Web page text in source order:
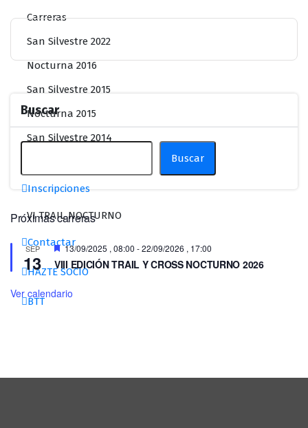
Carreras
San Silvestre 2022
Nocturna 2016
San Silvestre 2015
Nocturna 2015
San Silvestre 2014
Inscripciones
VI TRAIL NOCTURNO
Contactar
HAZTE SOCIO
BTT
Buscar
Buscar
Próximas carreras
SEP
13
Destacado
13/09/2025 , 08:00 -22/09/2026 , 17:00
VIII EDICIÓN TRAIL Y CROSS NOCTURNO 2026
Ver calendario